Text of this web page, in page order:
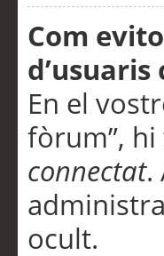
Com
En el
fòrum”, hi
connectat.
ocult.